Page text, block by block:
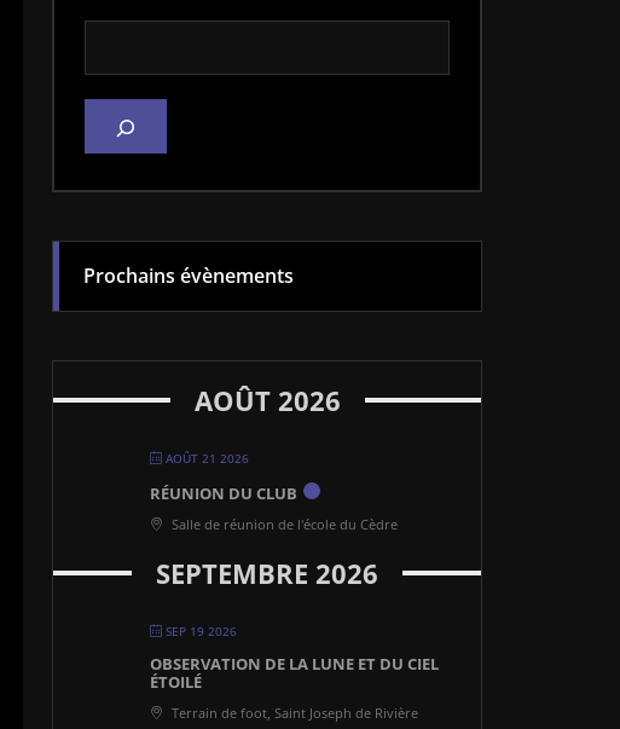
Rechercher dans le site
Prochains évènements
AOÛT 2026
AOÛT 21 2026
RÉUNION DU CLUB
Salle de réunion de l'école du Cèdre
SEPTEMBRE 2026
SEP 19 2026
OBSERVATION DE LA LUNE ET DU CIEL
ÉTOILÉ
Terrain de foot, Saint Joseph de Rivière